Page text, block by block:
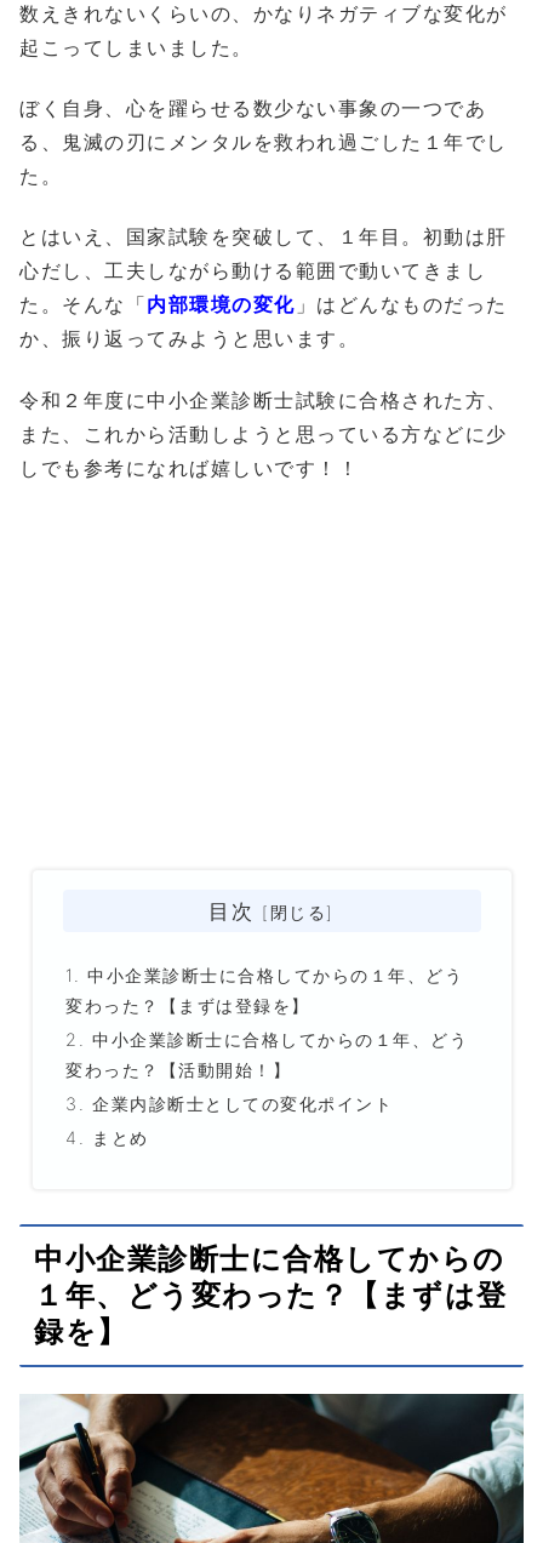
数えきれないくらいの、かなりネガティブな変化が
起こってしまいました。
ぼく自身、心を躍らせる数少ない事象の一つであ
る、鬼滅の刃にメンタルを救われ過ごした１年でし
た。
とはいえ、国家試験を突破して、１年目。初動は肝
心だし、工夫しながら動ける範囲で動いてきまし
た。そんな「内部環境の変化 」はどんなものだった
か、振り返ってみようと思います。
令和２年度に中小企業診断士試験に合格された方、
また、これから活動しようと思っている方などに少
しでも参考になれば嬉しいです！！
目次
中小企業診断士に合格してからの１年、どう
変わった？【まずは登録を】
中小企業診断士に合格してからの１年、どう
変わった？【活動開始！】
企業内診断士としての変化ポイント
まとめ
中小企業診断士に合格してからの
１年、どう変わった？【まずは登
録を】